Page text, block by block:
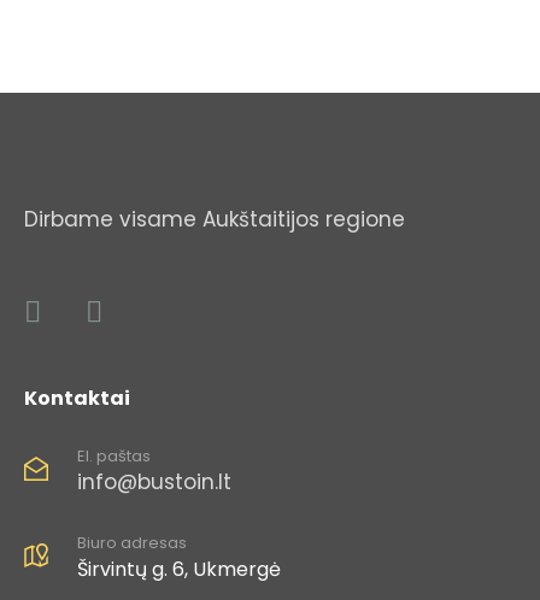
Dirbame visame Aukštaitijos regione
Kontaktai
El. paštas
info@bustoin.lt
Biuro adresas
Širvintų g. 6, Ukmergė